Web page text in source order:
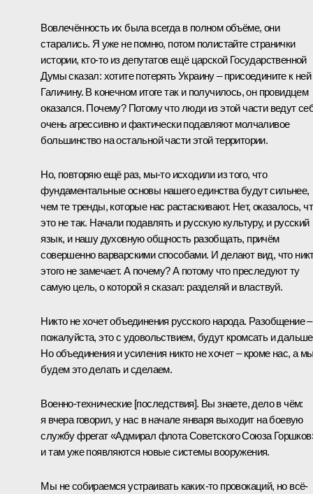
Вовлечённость их была всегда в полном объёме, они
старались. Я уже не помню, потом полистайте странички
истории, кто-то из депутатов ещё царской Государственной
Думы сказал: хотите потерять Украину – присоедините к ней
Галичину. В конечном итоге так и получилось, он провидцем
оказался. Почему? Потому что люди из этой части ведут
очень агрессивно и фактически подавляют молчаливое
большинство на остальной части этой территории.
Но, повторяю ещё раз, мы-то исходили из того, что
фундаментальные основы нашего единства будут сильнее,
чем те тренды, которые нас растаскивают. Нет, оказалось,
это не так. Начали подавлять и русскую культуру, и русский
язык, и нашу духовную общность разобщать, причём
совершенно варварскими способами. И делают вид, что
этого не замечает. А почему? А потому что преследуют ту
самую цель, о которой я сказал: разделяй и властвуй.
Никто не хочет объединения русского народа. Разобщение –
пожалуйста, это с удовольствием, будут кромсать и
Но объединения и усиления никто не хочет – кроме нас, а
будем это делать и сделаем.
Военно-технические [последствия]. Вы знаете, дело в чём:
я вчера говорил, у нас в начале января выходит на боевую
службу фрегат «Адмирал флота Советского Союза
и там уже появляются новые системы вооружения.
Мы не собираемся устраивать каких-то провокаций, но всё-